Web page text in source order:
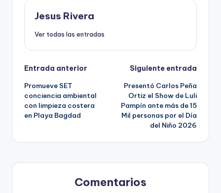
Jesus Rivera
Ver todas las entradas
Navegación
de
entradas
Entrada anterior
Promueve SET
conciencia ambiental
con limpieza costera
en Playa Bagdad
Siguiente entrada
Presentó Carlos Peña
Ortiz el Show de Luli
Pampín ante más de 15
Mil personas por el Día
del Niño 2026
Comentarios